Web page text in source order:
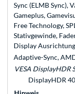
Sync (ELMB Sync),
Gameplus,
Free Technology,
Stativgewinde,
Display Ausrichtung
Adaptive-Sync,
VESA DisplayHDR
DisplayHDR